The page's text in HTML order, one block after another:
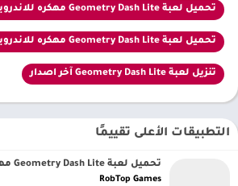
تحميل لعبة Geometry Dash Lite مهكره للاندرويد اخر اصدار
تحميل لعبة Geometry Dash Lite مهكره للاندرويد مجاناً
تنزيل لعبة Geometry Dash Lite آخر اصدار
التطبيقات الأعلى تقييمًا
تحميل لعبة Geometry Dash Lite مهكره
RobTop Games‏